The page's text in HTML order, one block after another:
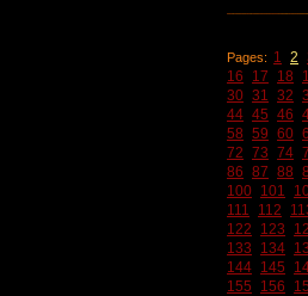
Pages: 1 2
16
17 18
30 31 32
44 45 46
58 59 60
72 73 74
86 87 88
100 101
111
112
122
123
133
134
144 145
155
156